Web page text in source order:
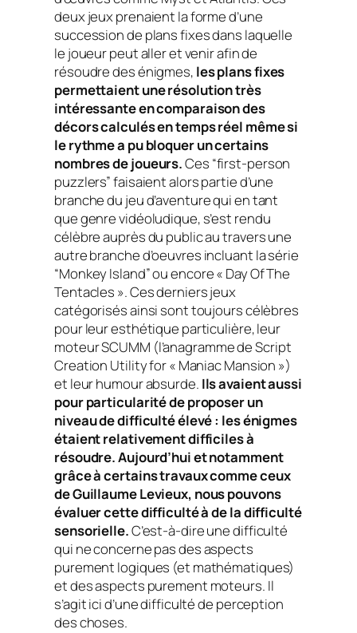
deux jeux prenaient la forme d’une
succession de plans fixes dans laquelle
le joueur peut aller et venir afin de
résoudre des énigmes, les plans fixes
permettaient une résolution très
intéressante en comparaison des
décors calculés en temps réel même si
le rythme a pu bloquer un certains
nombres de joueurs.Ces “first-person
puzzlers” faisaient alors partie d’une
branche du jeu d’aventure qui en tant
que genre vidéoludique, s’est rendu
célèbre auprès du public au travers une
autre branche d’oeuvres incluant la série
“Monkey Island” ou encore « Day Of The
Tentacles ». Ces derniers jeux
catégorisés ainsi sont toujours célèbres
pour leur esthétique particulière, leur
moteur SCUMM (l’anagramme de Script
Creation Utility for « Maniac Mansion »)
et leur humour absurde. Ils avaient aussi
pour particularité de proposer un
niveau de difficulté élevé : les énigmes
étaient relativement difficiles à
résoudre. Aujourd’hui et notamment
grâce à certains travaux comme ceux
de Guillaume Levieux, nous pouvons
évaluer cette difficulté à de la difficulté
sensorielle.C’est-à-dire une difficulté
qui ne concerne pas des aspects
purement logiques (et mathématiques)
et des aspects purement moteurs. Il
s’agit ici d’une difficulté de perception
des choses.